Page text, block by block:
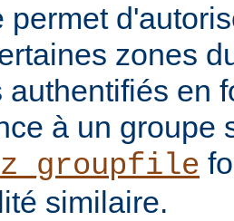
permet
zones
authentifiés en
à un groupe
similaire.